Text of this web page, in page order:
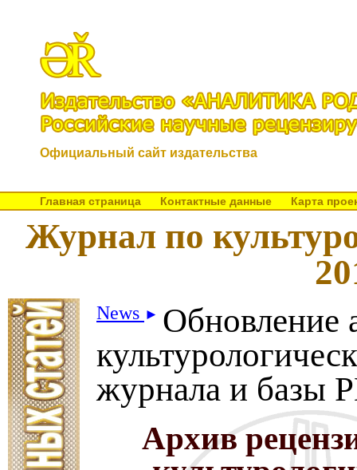
Официальный сайт издательства
Главная страница Контактные данные Карта
Журнал по
News ► Обновление
журнала и базы
Архив